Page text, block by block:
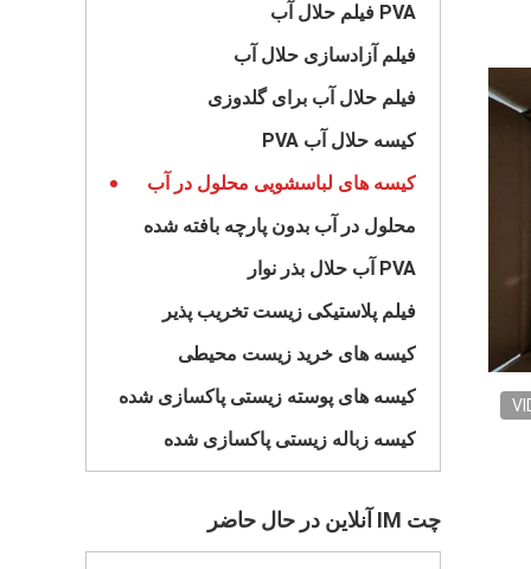
PVA فیلم حلال آب
فیلم آزادسازی حلال آب
فیلم حلال آب برای گلدوزی
کیسه حلال آب PVA
کیسه های لباسشویی محلول در آب
محلول در آب بدون پارچه بافته شده
PVA آب حلال بذر نوار
فیلم پلاستیکی زیست تخریب پذیر
کیسه های خرید زیست محیطی
کیسه های پوسته زیستی پاکسازی شده
کیسه زباله زیستی پاکسازی شده
چت IM آنلاین در حال حاضر